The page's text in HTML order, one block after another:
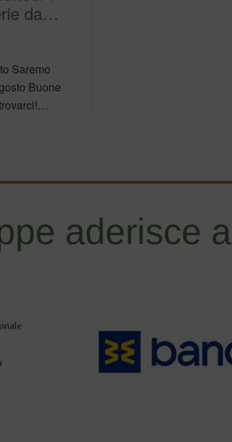
da
Saremo
Buone
aderisce a